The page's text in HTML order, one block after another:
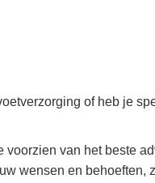
of heb je
voorzien van het beste
wensen en behoeften,